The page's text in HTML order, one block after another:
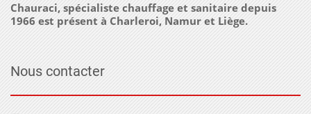
Chauraci, spécialiste chauffage et sanitaire depuis
1966 est présent à Charleroi, Namur et Liège.
Nous contacter